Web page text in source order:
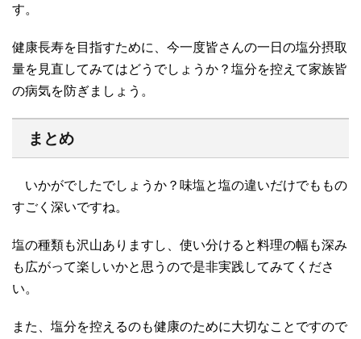
す。
健康長寿を目指すために、今一度皆さんの一日の塩分摂取
量を見直してみてはどうでしょうか？塩分を控えて家族皆
の病気を防ぎましょう。
まとめ
いかがでしたでしょうか？味塩と塩の違いだけでももの
すごく深いですね。
塩の種類も沢山ありますし、使い分けると料理の幅も深み
も広がって楽しいかと思うので是非実践してみてくださ
い。
また、塩分を控えるのも健康のために大切なことですので